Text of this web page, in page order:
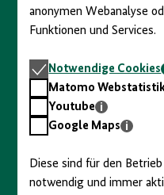
anonymen Webanalyse
Funktionen und Services.
Notwendige
Cookies
Notwendige Cookies
Matomo
Webstatistik
Matomo
Youtube
Youtube
GoogleGoogle Maps
Diese sind für den
notwendig und immer